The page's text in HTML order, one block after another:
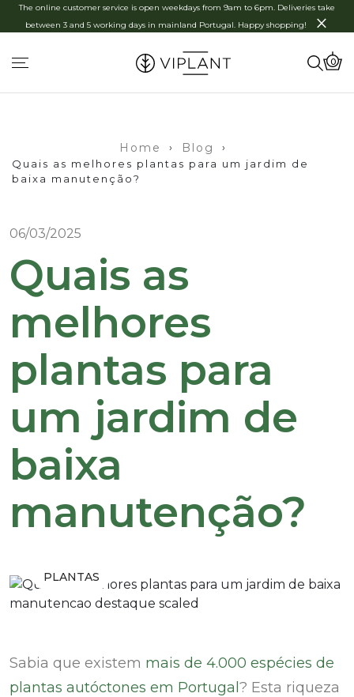
The online customer service is open weekdays from 9am to 6pm. Deliveries take
between 3 and 5 working days in mainland Portugal. Happy shopping!
×
0
Home › Blog
›
Quais as melhores plantas para um jardim de
baixa manutenção?
06/03/2025
Quais as
melhores
plantas para
um jardim de
baixa
manutenção?
PLANTAS
Sabia que existem mais de 4.000 espécies de
plantas autóctones em Portugal ? Esta riqueza